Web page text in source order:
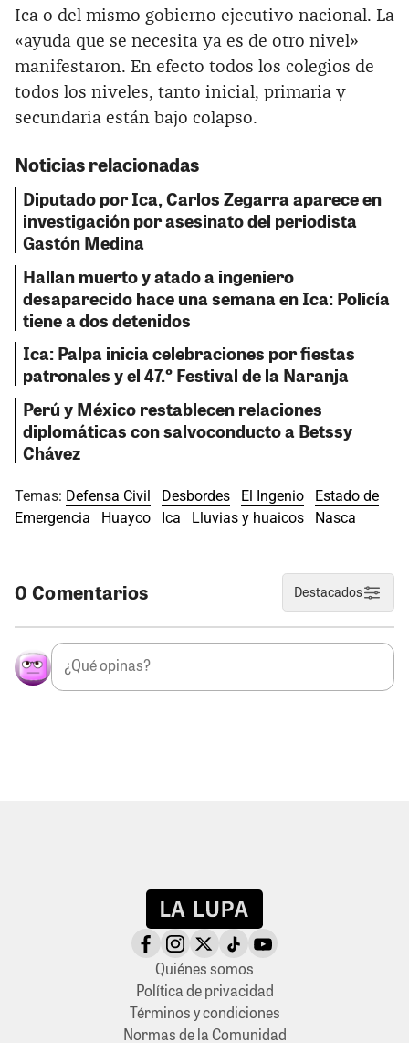
Ica o del mismo gobierno ejecutivo nacional. La
«ayuda que se necesita ya es de otro nivel»
manifestaron. En efecto todos los colegios de
todos los niveles, tanto inicial, primaria y
secundaria están bajo colapso.
Noticias relacionadas
Diputado por Ica, Carlos Zegarra aparece en
investigación por asesinato del periodista
Gastón Medina
Hallan muerto y atado a ingeniero
desaparecido hace una semana en Ica: Policía
tiene a dos detenidos
Ica: Palpa inicia celebraciones por fiestas
patronales y el 47.º Festival de la Naranja
Perú y México restablecen relaciones
diplomáticas con salvoconducto a Betssy
Chávez
Temas: Defensa Civil Desbordes El Ingenio
Estado de
Emergencia
Huayco Ica Lluvias y huaicos Nasca
0 Comentarios Destacados
Quiénes somos
Política de privacidad
Términos y condiciones
Normas de la Comunidad